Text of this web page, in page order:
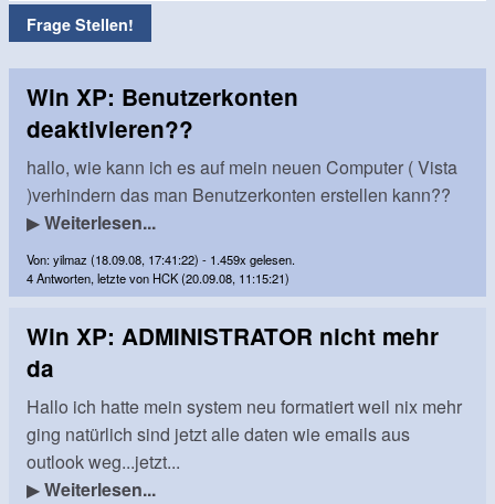
Frage Stellen!
Win XP: Benutzerkonten
deaktivieren??
hallo, wie kann ich es auf mein neuen Computer ( Vista
)verhindern das man Benutzerkonten erstellen kann??
▶Weiterlesen...
Von: yilmaz (18.09.08, 17:41:22) - 1.459x gelesen.
4 Antworten, letzte von HCK (20.09.08, 11:15:21)
Win XP: ADMINISTRATOR nicht mehr
da
Hallo ich hatte mein system neu formatiert weil nix mehr
ging natürlich sind jetzt alle daten wie emails aus
outlook weg...jetzt...
▶Weiterlesen...